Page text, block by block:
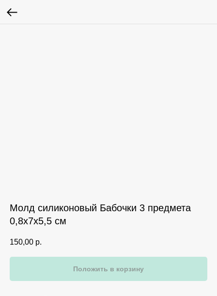
Молд силиконовый Бабочки 3 предмета
0,8х7х5,5 см
150,00 р.
Положить в корзину